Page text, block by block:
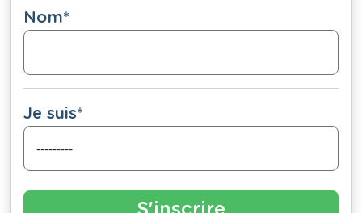
Nom*
Je suis*